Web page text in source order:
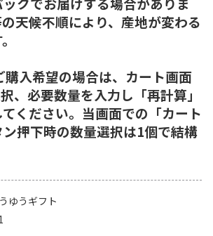
天候不順により、産地が変わる
入希望の場合は、カート画面
、必要数量を入力し「再計算」
ください。当画面での「カート
押下時の数量選択は1個で結構
ゆうギフト